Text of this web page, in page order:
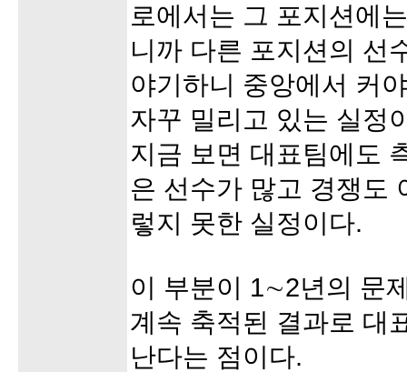
로에서는 그 포지션에
니까 다른 포지션의 선
야기하니 중앙에서 커
자꾸 밀리고 있는 실정
지금 보면 대표팀에도
은 선수가 많고 경쟁도
렇지 못한 실정이다.
이 부분이 1∼2년의 문
계속 축적된 결과로 대
난다는 점이다.